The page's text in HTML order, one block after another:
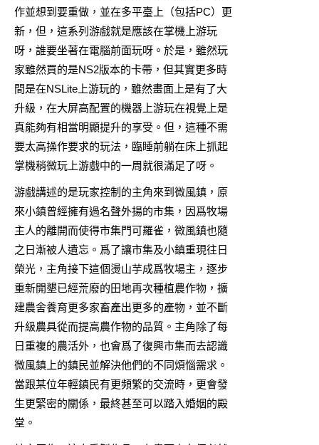
作並想到要重做，並在多平臺上（包括PC）更
新，但，這系列游戲就是應該在掌機上游玩
呀，誰要坐著在電腦前面玩呀。於是，雖然玩
家雖然買的是NS2版本的卡帶，但其實更多時
間是在NSLite上游玩的，雖然畫面上是有了大
升級，在大屏高配置的機器上游玩在視覺上是
真能夠有相當明顯提升的享受。但，這種不需
要太高操作要求的玩法，臨睡前躺在床上抓起
掌機稍微玩上游戲中的一周就很滿足了呀。
游戲講述的是玩家控制的主角來到微風鎮，原
來小鎮曾經擁有過名聲外揚的市集，因爲牧場
主人的離開而使得市集門可羅雀，微風鎮也隨
之日漸被人遺忘。爲了讓市集及小鎮重現往日
榮光，主角接下這個燙山芋成爲牧場主，逐步
重新開墾已經荒廢的田地再次種植農作物，擴
建農舍養育更多家畜產出更多的產物，並不斷
升級農具從而提高農作物的品質。主角除了每
日重複的農活外，也會爲了復興市集而去認識
微風鎮上的鎮民並解決他們的不同煩惱需求。
當跟某位年輕鎮民有更頻繁的交流時，更會發
生更緊密的關係，最終甚至可以踏入婚姻的殿
堂。